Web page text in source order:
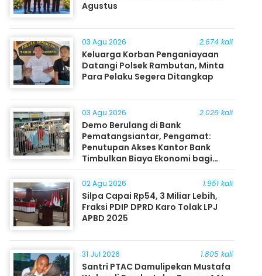
Agustus
03 Agu 2026 2.674 kali
Keluarga Korban Penganiayaan
Datangi Polsek Rambutan, Minta
Para Pelaku Segera Ditangkap
03 Agu 2026 2.026 kali
Demo Berulang di Bank
Pematangsiantar, Pengamat:
Penutupan Akses Kantor Bank
Timbulkan Biaya Ekonomi bagi
Masyarakat
02 Agu 2026 1.951 kali
Silpa Capai Rp54, 3 Miliar Lebih,
Fraksi PDIP DPRD Karo Tolak LPJ
APBD 2025
31 Jul 2026 1.805 kali
Santri PTAC Damulipekan Mustafa